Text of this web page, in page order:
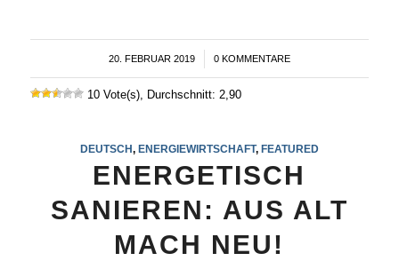
20. FEBRUAR 2019
/ 0 KOMMENTARE
10 Vote(s), Durchschnitt: 2,90
DEUTSCH, ENERGIEWIRTSCHAFT, FEATURED
ENERGETISCH
SANIEREN: AUS ALT
MACH NEU!